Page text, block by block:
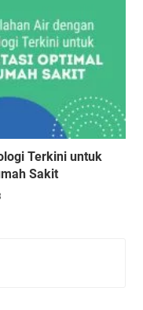
Terkini untuk
Sakit